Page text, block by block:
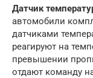
Датчик
автомобили
датчиками
реагируют на
превышении
отдают команду